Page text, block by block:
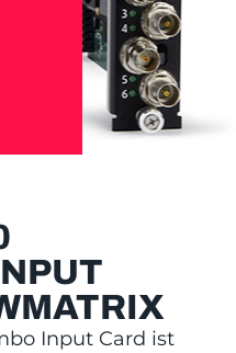
Input Card ist